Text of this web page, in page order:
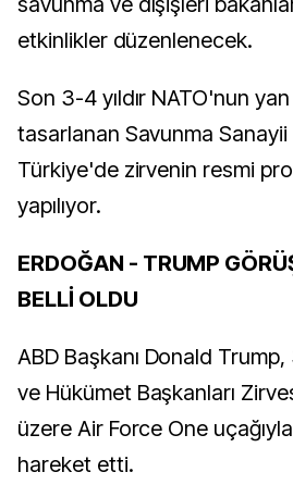
etkinlikler düzenlenecek.
Son 3-4 yıldır NATO'nun
tasarlanan Savunma Sanayii
Türkiye'de zirvenin resmi
yapılıyor.
ERDOĞAN - TRUMP
BELLİ OLDU
ABD Başkanı Donald
ve Hükümet Başkanları
üzere Air Force One
hareket etti.